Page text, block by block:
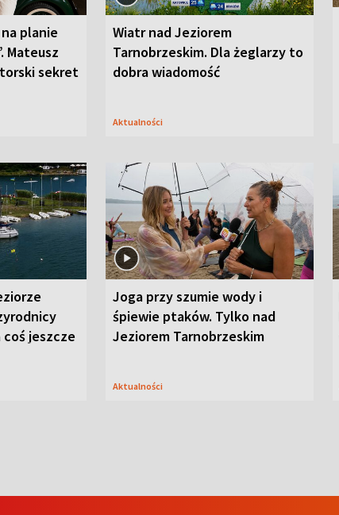
planie
Mateusz
sekret
Wiatr nad Jeziorem
Tarnobrzeskim. Dla żeglarzy to
dobra wiadomość
Aktualności
coś jeszcze
Joga przy szumie wody i
śpiewie ptaków. Tylko nad
Jeziorem Tarnobrzeskim
Aktualności